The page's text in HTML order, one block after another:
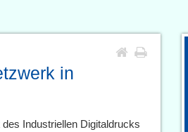
in
Industriellen Digitaldrucks